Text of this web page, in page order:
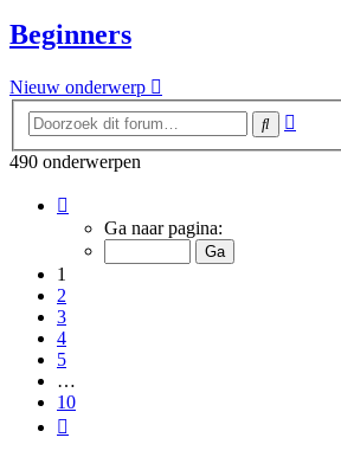
Beginners
Nieuw onderwerp
Zoek
490 onderwerpen
van
Ga naar pagina:
1
2
3
4
5
…
10